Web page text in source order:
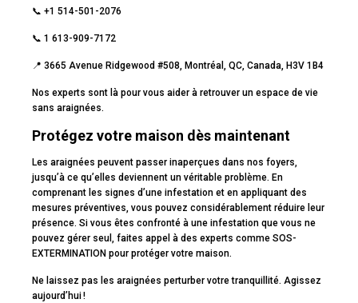
📞 +1 514-501-2076
📞 1 613-909-7172
📍 3665 Avenue Ridgewood #508, Montréal, QC, Canada, H3V 1B4
Nos experts sont là pour vous aider à retrouver un espace de vie
sans araignées.
Protégez votre maison dès maintenant
Les araignées peuvent passer inaperçues dans nos foyers,
jusqu’à ce qu’elles deviennent un véritable problème. En
comprenant les signes d’une infestation et en appliquant des
mesures préventives, vous pouvez considérablement réduire leur
présence. Si vous êtes confronté à une infestation que vous ne
pouvez gérer seul, faites appel à des experts comme SOS-
EXTERMINATION pour protéger votre maison.
Ne laissez pas les araignées perturber votre tranquillité. Agissez
aujourd’hui !